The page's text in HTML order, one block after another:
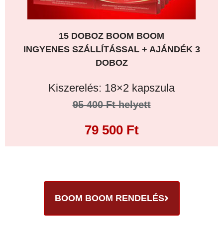
15 DOBOZ BOOM BOOM
INGYENES SZÁLLÍTÁSSAL + AJÁNDÉK 3
DOBOZ
Kiszerelés: 18×2 kapszula
95 400 Ft helyett
79 500 Ft
BOOM BOOM RENDELÉS